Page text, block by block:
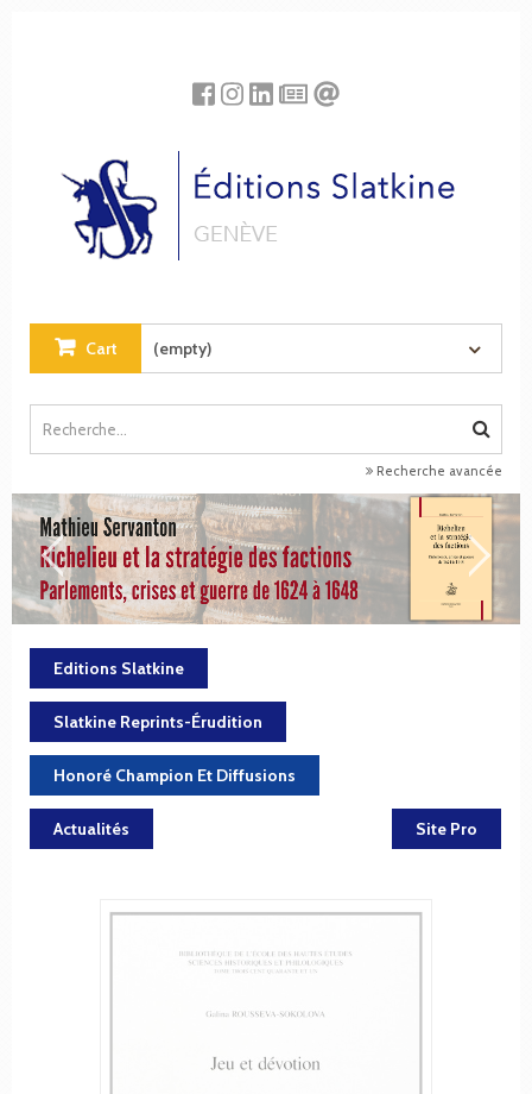
Cart (empty)
Recherche avancée
Editions Slatkine
Slatkine Reprints-Érudition
Honoré Champion Et Diffusions
Actualités Site Pro